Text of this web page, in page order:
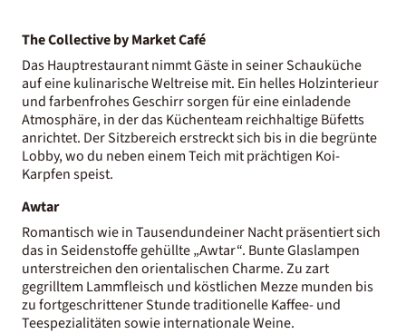
The Collective by Market Café
Das Hauptrestaurant nimmt Gäste in seiner Schauküche
auf eine kulinarische Weltreise mit. Ein helles Holzinterieur
und farbenfrohes Geschirr sorgen für eine einladende
Atmosphäre, in der das Küchenteam reichhaltige Büfetts
anrichtet. Der Sitzbereich erstreckt sich bis in die begrünte
Lobby, wo du neben einem Teich mit prächtigen Koi-
Karpfen speist.
Awtar
Romantisch wie in Tausendundeiner Nacht präsentiert sich
das in Seidenstoffe gehüllte „Awtar“. Bunte Glaslampen
unterstreichen den orientalischen Charme. Zu zart
gegrilltem Lammfleisch und köstlichen Mezze munden bis
zu fortgeschrittener Stunde traditionelle Kaffee- und
Teespezialitäten sowie internationale Weine.